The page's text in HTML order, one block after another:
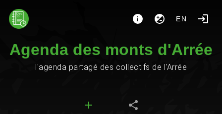
EN
Agenda des monts d'Arrée
l'agenda partagé des collectifs de l'Arrée